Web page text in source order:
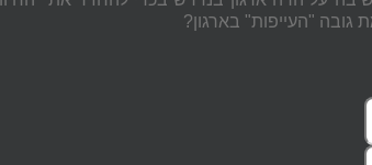
גובה "העייפות" בארגון?